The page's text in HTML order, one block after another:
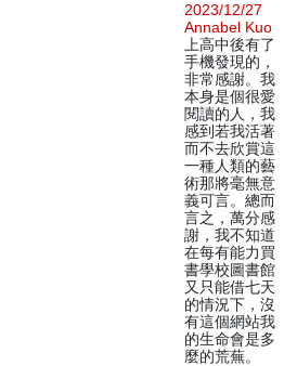
2023/12/27
Annabel Kuo
上高中後有了
手機發現的，
非常感謝。我
本身是個很愛
閱讀的人，我
感到若我活著
而不去欣賞這
一種人類的藝
術那將毫無意
義可言。總而
言之，萬分感
謝，我不知道
在每有能力買
書學校圖書館
又只能借七天
的情況下，沒
有這個網站我
的生命會是多
麼的荒蕪。